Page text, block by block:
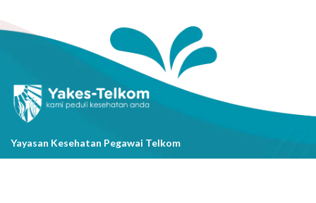
Yayasan Kesehatan Pegawai Telkom